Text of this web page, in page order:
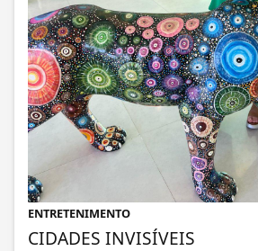
ENTRETENIMENTO
CIDADES INVISÍVEIS